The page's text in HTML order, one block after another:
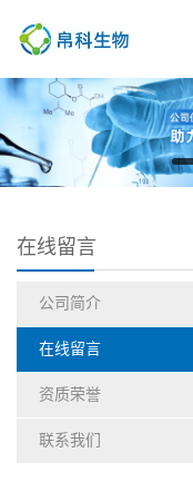
在线留言
公司简介
在线留言
资质荣誉
联系我们